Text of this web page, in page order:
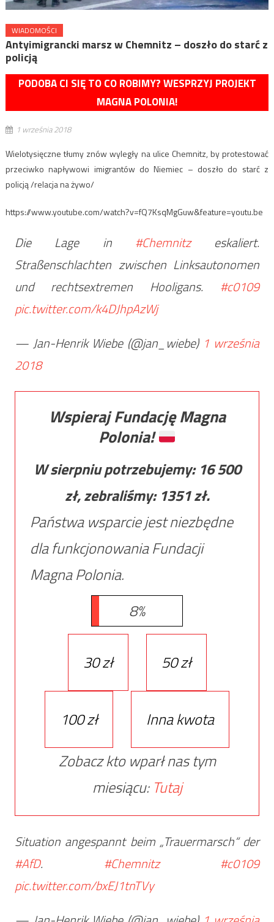
WIADOMOŚCI
Antyimigrancki marsz w Chemnitz – doszło do starć z
policją
PODOBA CI SIĘ TO CO ROBIMY? WESPRZYJ PROJEKT
MAGNA POLONIA!
1 września 2018
Wielotysięczne tłumy znów wyległy na ulice Chemnitz, by protestować
przeciwko napływowi imigrantów do Niemiec – doszło do starć z
policją /relacja na żywo/
https://www.youtube.com/watch?v=fQ7KsqMgGuw&feature=youtu.be
Die Lage in #Chemnitzeskaliert.
Straßenschlachten zwischen Linksautonomen
und rechtsextremen Hooligans. #c0109
pic.twitter.com/k4DJhpAzWj
— Jan-Henrik Wiebe (@jan_wiebe) 1 września
2018
Wspieraj Fundację Magna
Polonia!
W sierpniu potrzebujemy: 16 500
zł, zebraliśmy: 1351zł.
Państwa wsparcie jest niezbędne
dla funkcjonowania Fundacji
Magna Polonia.
8%
30 zł 50 zł
100 zł
Inna kwota
Zobacz kto wparł nas tym
miesiącu: Tutaj
Situation angespannt beim „Trauermarsch“ der
#AfD. #Chemnitz
#c0109
pic.twitter.com/bxEJ1tnTVy